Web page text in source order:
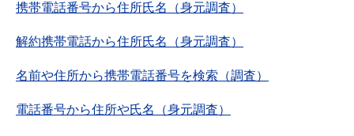
携帯電話番号から住所氏名（身元調査）
解約携帯電話から住所氏名（身元調査）
名前や住所から携帯電話番号を検索（調査）
電話番号から住所や氏名（身元調査）